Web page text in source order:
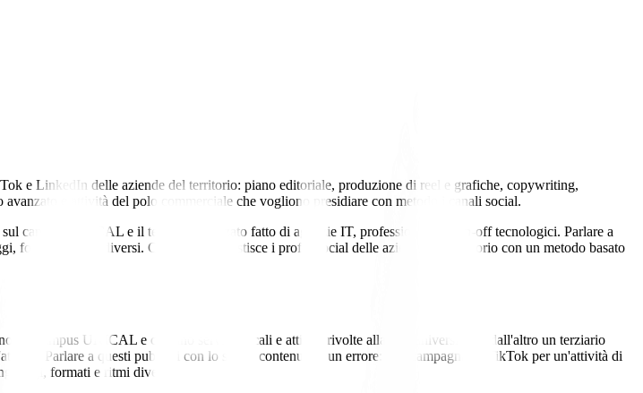
e LinkedIn delle aziende del territorio: piano editoriale, produzione di reel e grafiche, copywriting,
e attività del polo commerciale che vogliono presidiare con metodo i canali social.
campus UNICAL e il terziario avanzato fatto di agenzie IT, professionisti e spin-off tecnologici. Parlare a
formati e ritmi diversi. Crio Agency gestisce i profili social delle aziende del territorio con un metodo basato
sul campus UNICAL e cercano servizi, locali e attività rivolte alla vita universitaria; dall'altro un terziario
Parlare a questi pubblici con lo stesso contenuto è un errore: una campagna su TikTok per un'attività di
formati e ritmi diversi.